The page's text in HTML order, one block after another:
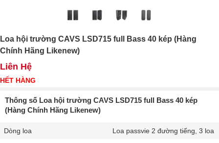
Loa hội trường CAVS LSD715 full Bass 40 kép (Hàng
Chính Hãng Likenew)
Liên Hệ
HẾT HÀNG
Thông số Loa hội trường CAVS LSD715 full Bass 40 kép
(Hàng Chính Hãng Likenew)
Dòng loa Loa passvie 2 đường tiếng, 3 loa